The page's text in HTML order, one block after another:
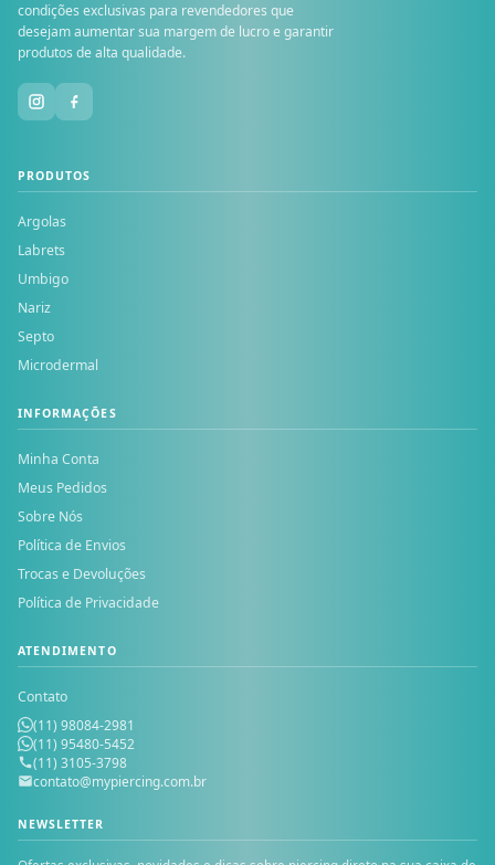
condições exclusivas para revendedores que
desejam aumentar sua margem de lucro e garantir
produtos de alta qualidade.
PRODUTOS
Argolas
Labrets
Umbigo
Nariz
Septo
Microdermal
INFORMAÇÕES
Minha Conta
Meus Pedidos
Sobre Nós
Política de Envios
Trocas e Devoluções
Política de Privacidade
ATENDIMENTO
Contato
(11) 98084-2981
(11) 95480-5452
(11) 3105-3798
contato@mypiercing.com.br
NEWSLETTER